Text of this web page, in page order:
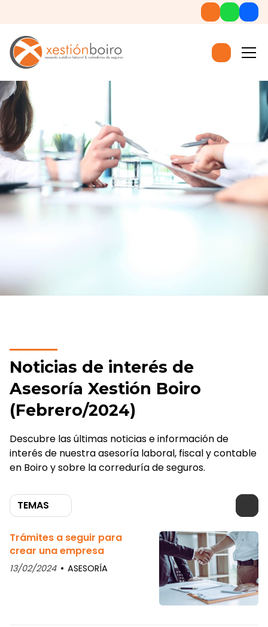
Noticias de interés de
Asesoría Xestión Boiro
(Febrero/2024)
Descubre las últimas noticias e información de
interés de nuestra asesoría laboral, fiscal y contable
en Boiro y sobre la correduría de seguros.
TEMAS
Trámites a seguir para
crear una empresa
13/02/2024 ASESORÍA